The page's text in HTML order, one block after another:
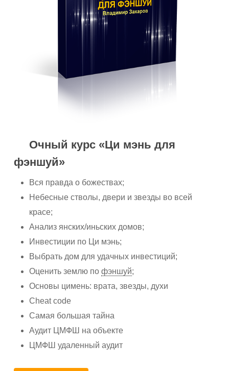
Очный курс «Ци мэнь для
фэншуй»
Вся правда о божествах;
Небесные стволы, двери и звезды во всей
красе;
Анализ янских/иньских домов;
Инвестиции по Ци мэнь;
Выбрать дом для удачных инвестиций;
Оценить землю по фэншуй;
Основы цимень: врата, звезды, духи
Cheat code
Самая большая тайна
Аудит ЦМФШ на объекте
ЦМФШ удаленный аудит